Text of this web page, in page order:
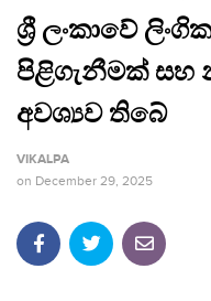
ශ්‍රී ලංකාවේ
පිළිගැනීමක්
අවශ්‍යව තිබේ
VIKALPA
on December 29, 2025